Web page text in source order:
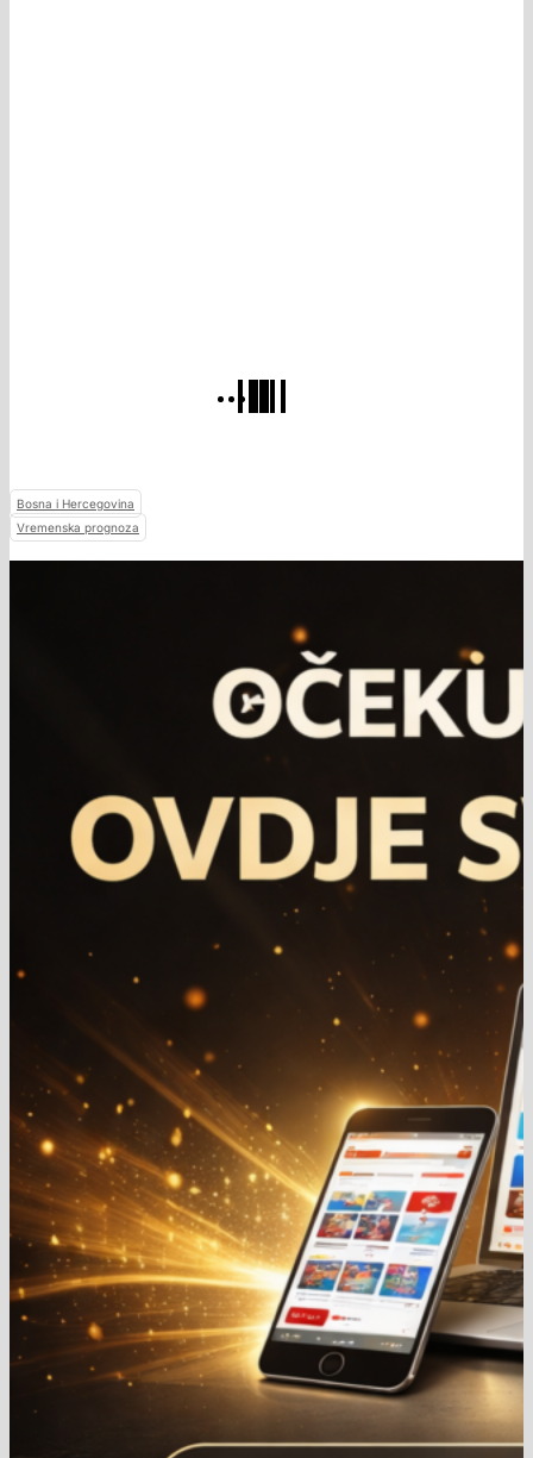
Bosna i Hercegovina
Vremenska prognoza